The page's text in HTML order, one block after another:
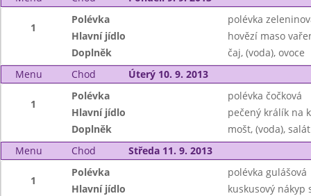
1
Polévka
polévka
Hlavní jídlo
hovězí maso
Doplněk
čaj, (voda), ovoce
Menu
Chod Úterý 10. 9. 2013
1
Polévka
polévka čočková
Hlavní jídlo
pečený králík na
Doplněk
mošt, (voda), salát
Menu
Chod Středa 11. 9. 2013
1
Polévka
polévka gulášová
Hlavní jídlo
kuskusový nákyp